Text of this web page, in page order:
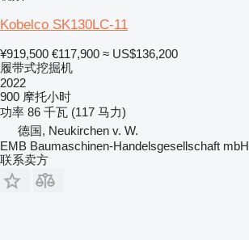
Kobelco SK130LC-11
¥919,500 €117,900 ≈ US$136,200
履带式挖掘机
2022
900 摩托小时
功率 86 千瓦 (117 马力)
德国, Neukirchen v. W.
EMB Baumaschinen-Handelsgesellschaft mbH
联系卖方